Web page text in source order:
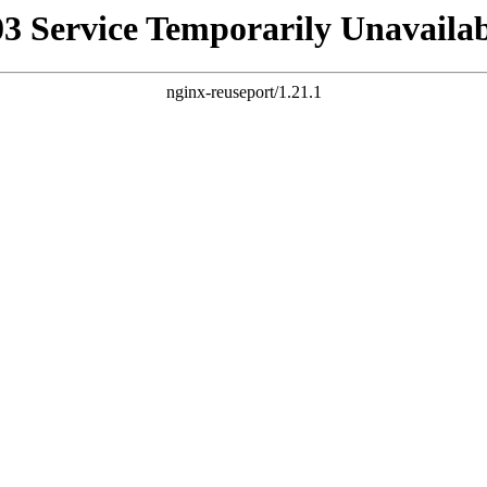
Service Temporarily
nginx-reuseport/1.21.1